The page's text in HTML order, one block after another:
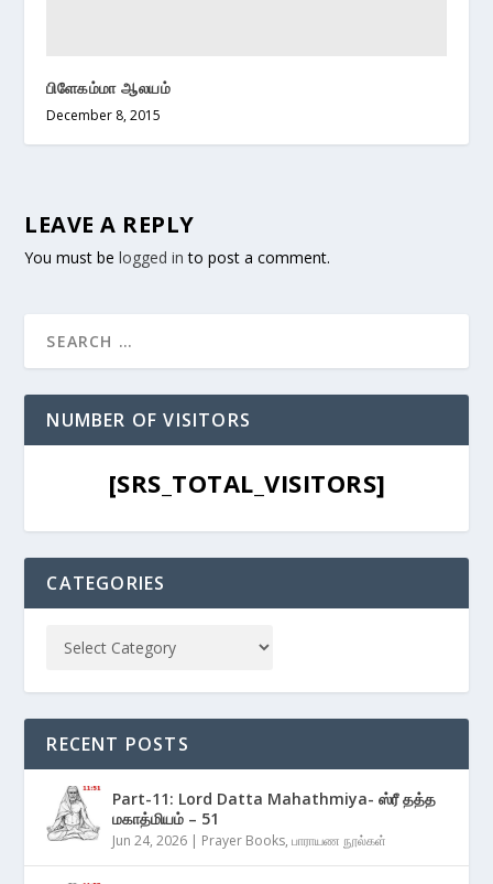
பிளேகம்மா ஆலயம்
December 8, 2015
LEAVE A REPLY
You must belogged in to post a comment.
NUMBER OF VISITORS
[SRS_TOTAL_VISITORS]
CATEGORIES
RECENT POSTS
Part-11: Lord Datta Mahathmiya- ஸ்ரீ தத்த
மகாத்மியம் – 51
Jun 24, 2026 | Prayer Books,பாராயண நூல்கள்